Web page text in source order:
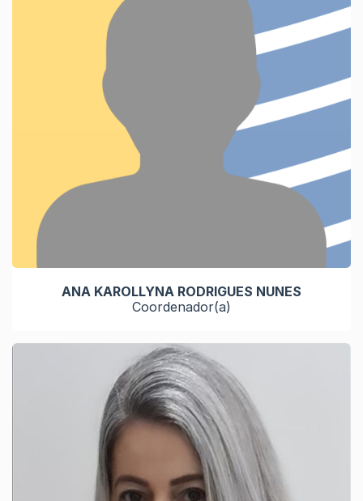
ANA KAROLLYNA RODRIGUES NUNES
Coordenador(a)